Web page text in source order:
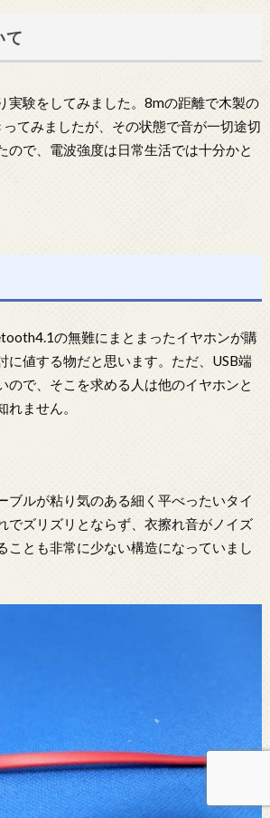
て
実験をしてみました。8mの距離で木製の
てみましたが、その状態で音が一切途切
ので、電波強度は日常生活では十分かと
の無難にまとまったイヤホンが購
に値する物だと思います。ただ、USB端
ので、そこを求める人は他のイヤホンと
れません。
ブルが粘り気のある細く平べったいタイ
でズリズリとならず、衣擦れ音がノイズ
ことも非常に少ない構造になっていまし